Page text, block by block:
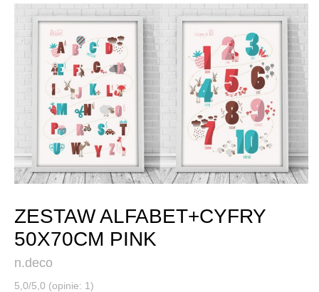
ZESTAW ALFABET+CYFRY
50X70CM PINK
n.deco
5,0/5,0 (opinie: 1)